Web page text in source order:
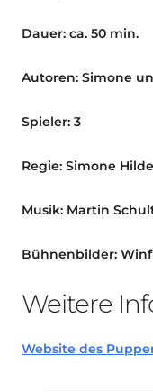
Dauer: ca. 50 min.
Autoren: Simone
Spieler: 3
Regie: Simone
Musik: Martin
Bühnenbilder:
Weitere
Website des